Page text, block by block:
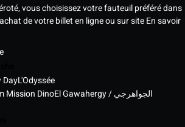
vous choisissez votre fauteuil préféré dans
de votre billet en ligne ou sur siteEn savoir
DayL'Odyssée
Mission Dino
El Gawahergy / الجواهرجي